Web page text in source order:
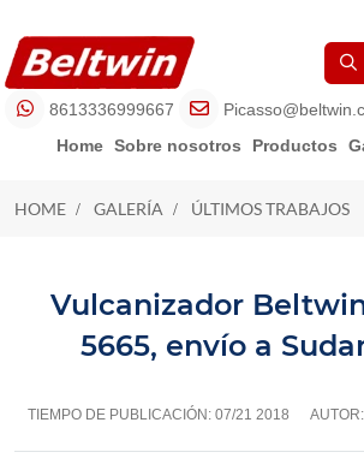
8613336999667
Home Sobre nosotros Productos
ÚLTIMOS
HOME GALERÍA ÚLTIMOS TRABAJOS
Vulcanizador
5665, envío a
TIEMPO DE PUBLICACIÓN: 07/21 2018